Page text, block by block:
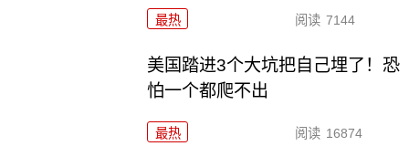
最热 阅读 7144
美国踏进3个大坑把自己埋了！恐
怕一个都爬不出
最热 阅读 16874